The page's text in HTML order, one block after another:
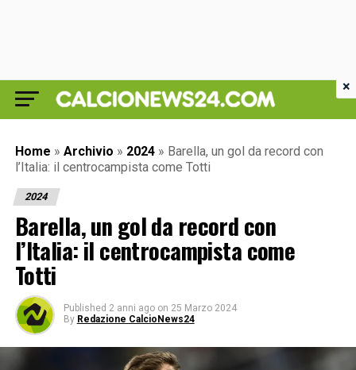
Home » Archivio » 2024 » Barella, un gol da record con
l’Italia: il centrocampista come Totti
2024
Barella, un gol da record con
l’Italia: il centrocampista come
Totti
Published 2 anni ago on 25 Marzo 2024
By Redazione CalcioNews24
×